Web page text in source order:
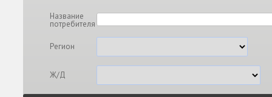
Название
потребителя
Регион
Ж/Д